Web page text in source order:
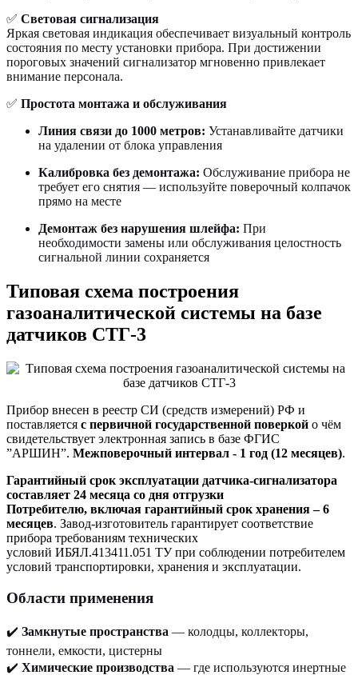
✅ Световая сигнализация
Яркая световая индикация обеспечивает визуальный контроль
состояния по месту установки прибора. При достижении
пороговых значений сигнализатор мгновенно привлекает
внимание персонала.
✅ Простота монтажа и обслуживания
Линия связи до 1000 метров: Устанавливайте датчики
на удалении от блока управления
Калибровка без демонтажа: Обслуживание прибора не
требует его снятия — используйте поверочный колпачок
прямо на месте
Демонтаж без нарушения шлейфа: При
необходимости замены или обслуживания целостность
сигнальной линии сохраняется
Типовая схема построения
газоаналитической системы на базе
датчиков СТГ-3
Прибор внесен в реестр СИ (средств измерений) РФ и
поставляется с первичной государственной поверкой о чём
свидетельствует электронная запись в базе ФГИС
”АРШИН”. Межповерочный интервал - 1 год (12 месяцев).
Гарантийный срок эксплуатации датчика-сигнализатора
составляет 24 месяца со дня отгрузки
Потребителю, включая гарантийный срок хранения – 6
месяцев. Завод-изготовитель гарантирует соответствие
прибора требованиям технических
условий ИБЯЛ.413411.051 ТУ при соблюдении потребителем
условий транспортировки, хранения и эксплуатации.
Области применения
✔️ Замкнутые пространства — колодцы, коллекторы,
тоннели, емкости, цистерны
✔️ Химические производства — где используются инертные